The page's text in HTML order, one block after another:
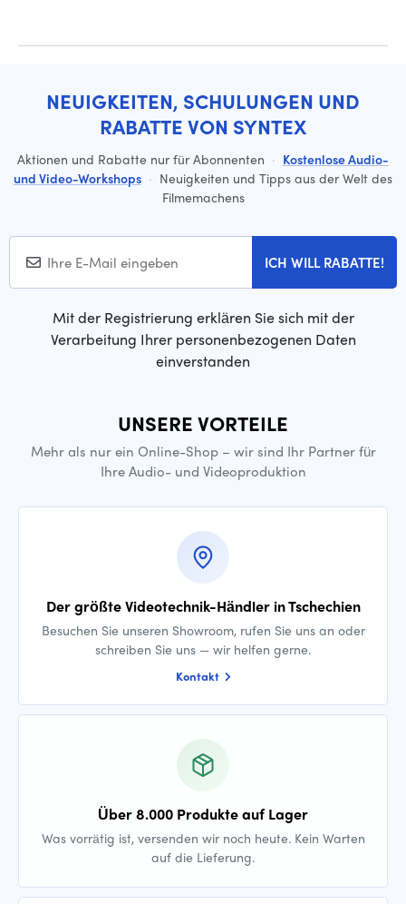
NEUIGKEITEN, SCHULUNGEN UND
RABATTE VON SYNTEX
Aktionen und Rabatte nur für Abonnenten · Kostenlose Audio-
und Video-Workshops · Neuigkeiten und Tipps aus der Welt des
Filmemachens
ICH WILL RABATTE!
Mit der Registrierung erklären Sie sich mit der
Verarbeitung Ihrer personenbezogenen Daten
einverstanden
UNSERE VORTEILE
Mehr als nur ein Online-Shop – wir sind Ihr Partner für
Ihre Audio- und Videoproduktion
Der größte Videotechnik-Händler in Tschechien
Besuchen Sie unseren Showroom, rufen Sie uns an oder
schreiben Sie uns — wir helfen gerne.
Kontakt
Über 8.000 Produkte auf Lager
Was vorrätig ist, versenden wir noch heute. Kein Warten
auf die Lieferung.